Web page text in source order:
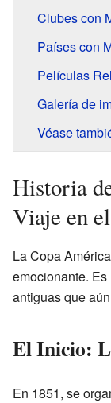
Clubes con
Países con
Películas
Galería de
Véase
Historia
Viaje en
La Copa
emocionante.
antiguas que
El Inicio:
En 1851, se